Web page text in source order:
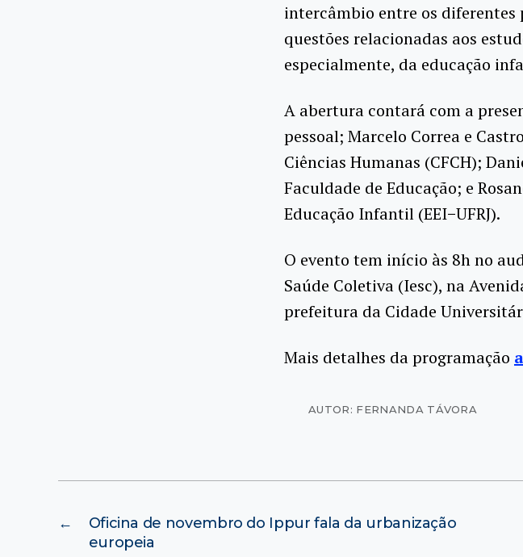
intercâmbio entre os diferentes
questões relacionadas aos
especialmente, da educação
A abertura contará com a
pessoal; Marcelo Correa e
Ciências Humanas (CFCH);
Faculdade de Educação; e
Educação Infantil (EEI−UFRJ).
O evento tem início às 8h no
Saúde Coletiva (Iesc), na
prefeitura da Cidade
Mais detalhes da programação
AUTOR: FERNANDA TÁVORA
←
Oficina de novembro do Ippur fala da urbanização
europeia